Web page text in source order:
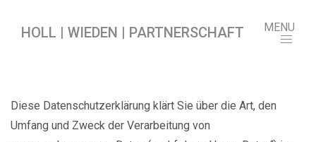
HOLL | WIEDEN | PARTNERSCHAFT MENU
Diese Datenschutzerklärung klärt Sie über die Art, den
Umfang und Zweck der Verarbeitung von